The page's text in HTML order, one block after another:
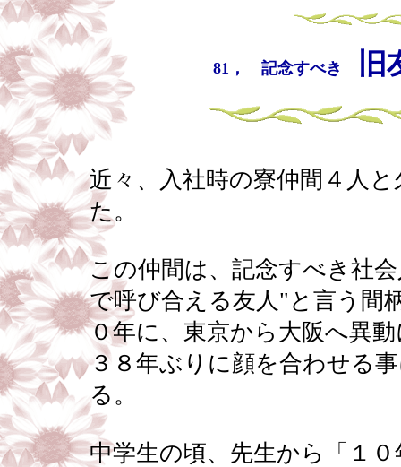
81， 記念すべき
近々、入社時の寮仲間４人
た。
この仲間は、記念すべき社
で呼び合える友人"と言う間
０年に、東京から大阪へ異
３８年ぶりに顔を合わせる
る。
中学生の頃、先生から「１